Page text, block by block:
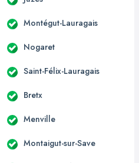
Montégut-Lauragais
Nogaret
Saint-Félix-Lauragais
Bretx
Menville
Montaigut-sur-Save